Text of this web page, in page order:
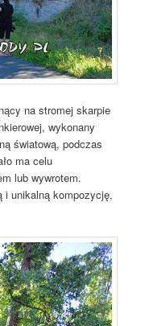
na stromej skarpie
wykonany
światową, podczas
ma celu
lub wywrotem.
i unikalną kompozycję,